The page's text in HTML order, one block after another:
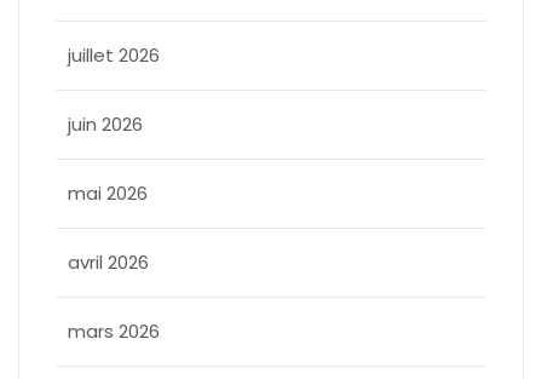
juillet 2026
juin 2026
mai 2026
avril 2026
mars 2026